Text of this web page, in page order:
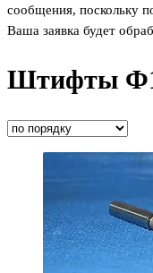
сообщения, поскольку
Ваша заявка будет
Штифты